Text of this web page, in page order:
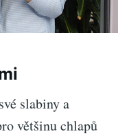
slabiny a
většinu chlapů